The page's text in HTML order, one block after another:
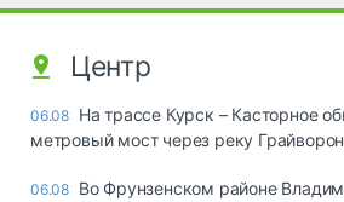
Центр
06.08 На трассе Курск – Касторное
метровый мост через реку
06.08 Во Фрунзенском районе